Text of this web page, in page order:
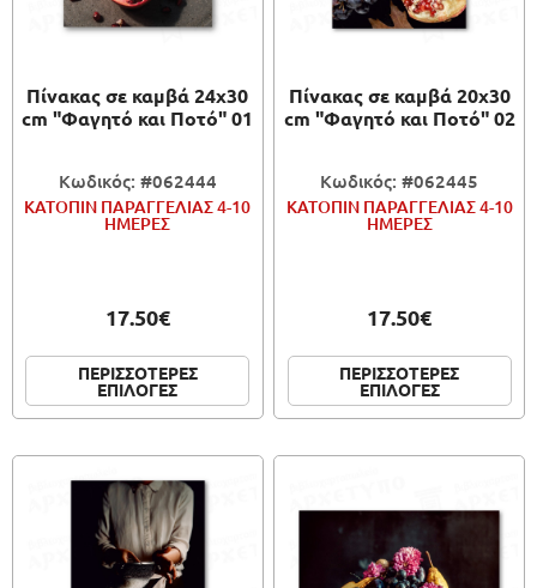
ΚΑΛΛΙΤΕΧΝΙΚΑ
Πίνακας σε καμβά 24x30
cm "Φαγητό και Ποτό" 01
Κωδικός: #062444
ΚΑΤΟΠΙΝ ΠΑΡΑΓΓΕΛΙΑΣ 4-10
ΗΜΕΡΕΣ
17.50€
ΠΕΡΙΣΣΟΤΕΡΕΣ
ΕΠΙΛΟΓΕΣ
Πίνακας σε καμβά 20x30
cm "Φαγητό και Ποτό" 02
Κωδικός: #062445
ΚΑΤΟΠΙΝ ΠΑΡΑΓΓΕΛΙΑΣ 4-10
ΗΜΕΡΕΣ
17.50€
ΠΕΡΙΣΣΟΤΕΡΕΣ
ΕΠΙΛΟΓΕΣ